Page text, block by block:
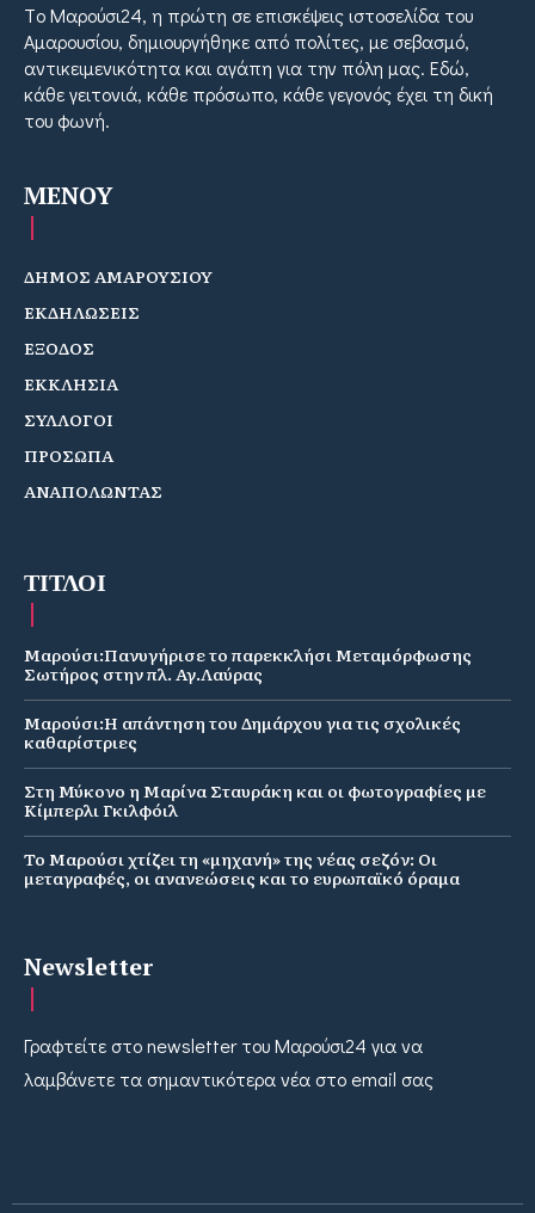
Tο Μαρούσι24, η πρώτη σε επισκέψεις ιστοσελίδα του
Αμαρουσίου, δημιουργήθηκε από πολίτες, με σεβασμό,
αντικειμενικότητα και αγάπη για την πόλη μας. Εδώ,
κάθε γειτονιά, κάθε πρόσωπο, κάθε γεγονός έχει τη δική
του φωνή.
MENOY
ΔΗΜΟΣ ΑΜΑΡΟΥΣΙΟΥ
ΕΚΔΗΛΩΣΕΙΣ
ΕΞΟΔΟΣ
ΕΚΚΛΗΣΙΑ
ΣΥΛΛΟΓΟΙ
ΠΡΟΣΩΠΑ
ΑΝΑΠΟΛΩΝΤΑΣ
ΤΙΤΛΟΙ
Μαρούσι:Πανυγήρισε το παρεκκλήσι Μεταμόρφωσης
Σωτήρος στην πλ. Αγ.Λαύρας
Μαρούσι:Η απάντηση του Δημάρχου για τις σχολικές
καθαρίστριες
Στη Μύκονο η Μαρίνα Σταυράκη και οι φωτογραφίες με
Κίμπερλι Γκιλφόιλ
Το Μαρούσι χτίζει τη «μηχανή» της νέας σεζόν: Οι
μεταγραφές, οι ανανεώσεις και το ευρωπαϊκό όραμα
Newsletter
Γραφτείτε στο newsletter του Μαρούσι24 για να
λαμβάνετε τα σημαντικότερα νέα στο email σας